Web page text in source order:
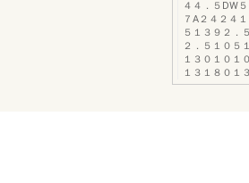
４４．５DW
７A２４２４
５１３９２．
２．５１０５
１３０１０１
１３１８０１３